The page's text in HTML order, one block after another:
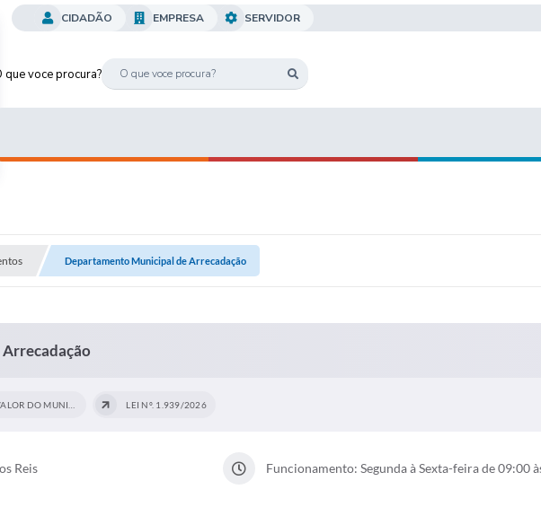
que voce procura?
CIDADÃO EMPRESA SERVIDOR
Departamento Municipal de Arrecadação
LEI Nº. 1.939/2026
Reis Funcionamento: Segunda à Sexta-feira de 09:00